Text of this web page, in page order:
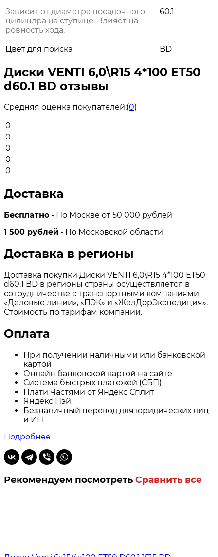
Зависит от диаметра посадочного
цилиндра на ступице. Влияет на
ровность хода.
60.1
Цвет для поиска BD
Диски VENTI 6,0\R15 4*100 ET50
d60.1 BD отзывы
Средняя оценка покупателей:(0)
0
0
0
0
0
Доставка
Бесплатно - По Москве от 50 000 рублей
1 500 рублей - По Московской области
Доставка в регионы
Доставка покупки Диски VENTI 6,0\R15 4*100 ET50
d60.1 BD в регионы страны осуществляется в
сотрудничестве с транспортными компаниями
«Деловые линии», «ПЭК» и «ЖелДорЭкспедиция».
Стоимость по тарифам компании.
Оплата
При получении наличными или банковской
картой
Онлайн банковской картой на сайте
Система быстрых платежей (СБП)
Плати Частями от Яндекс Сплит
Яндекс Пэй
Безналичный перевод для юридических лиц
и ИП
Подробнее
Рекомендуем посмотреть Сравнить все